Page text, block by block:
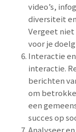
video’s,
diversiteit
Vergeet niet
voor je
Interactie
interactie.
berichten
om
een
succes op
Analyseer